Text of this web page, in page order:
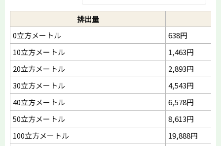
排出量
0立方メートル
638円
10立方メートル
1,463円
20立方メートル
2,893円
30立方メートル
4,543円
40立方メートル
6,578円
50立方メートル
8,613円
100立方メートル
19,888円